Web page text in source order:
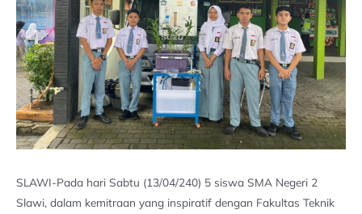
SLAWI-Pada hari Sabtu (13/04/240) 5 siswa SMA Negeri 2
Slawi, dalam kemitraan yang inspiratif dengan Fakultas Teknik